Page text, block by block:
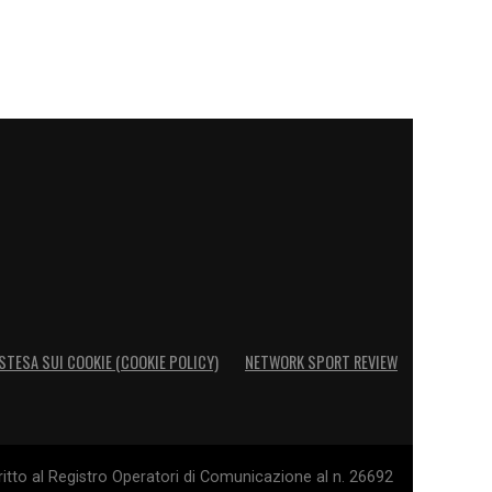
SUI COOKIE (COOKIE POLICY) NETWORK SPORT REVIEW
al Registro Operatori di Comunicazione al n. 26692